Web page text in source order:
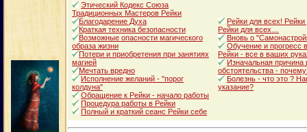
Этический Кодекс Союза
Традиционных Мастеров Рейки
Благодарение Духа
Краткая техника безопасности
Возможные опасности магического
образа жизни
Потери и приобретения при занятиях
магией
Мечтать вредно
Исполнение желаний - "порог
колдуна"
Обращение к Рейки - начало работы
Процедура работы в Рейки
Полный и краткий сеанс Рейки себе
Рейки для всех!
Рейки для всех…
Вновь о
Обучение и прогресс
Рейки - все в ваших
Изначальная
обстоятельства -
Болезнь - что это ?
указание?